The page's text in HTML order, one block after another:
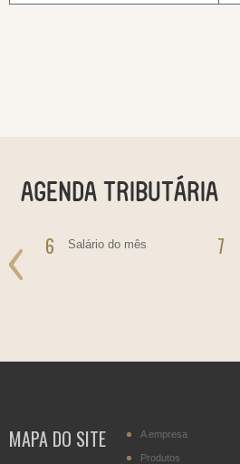
6 Salário do mês 7
MAPA DO SITE A empresa
Produtos